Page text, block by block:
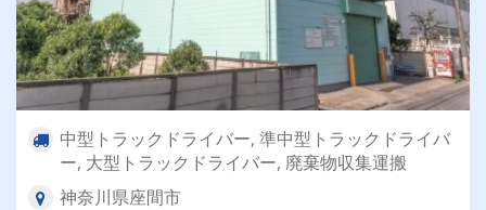
中型トラックドライバー, 準中型トラックドライバ
ー, 大型トラックドライバー, 廃棄物収集運搬
神奈川県座間市